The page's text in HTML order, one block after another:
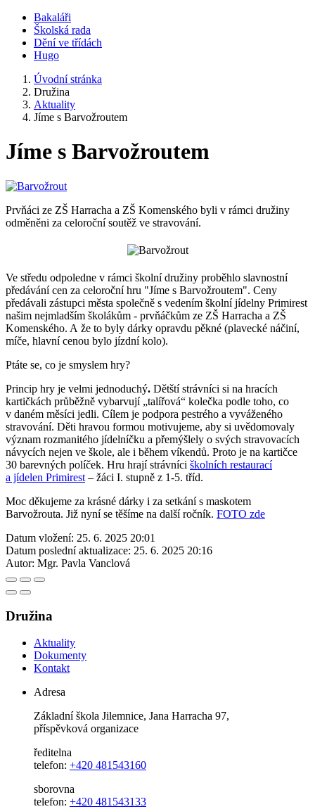
Bakaláři
Školská rada
Dění ve třídách
Hugo
Úvodní stránka
Družina
Aktuality
Jíme s Barvožroutem
Jíme s Barvožroutem
Prvňáci ze ZŠ Harracha a ZŠ Komenského byli v rámci družiny
odměněni za celoroční soutěž ve stravování.
Ve středu odpoledne v rámci školní družiny proběhlo slavnostní
předávání cen za celoroční hru "Jíme s Barvožroutem". Ceny
předávali zástupci města společně s vedením školní jídelny Primirest
našim nejmladším školákům - prvňáčkům ze ZŠ Harracha a ZŠ
Komenského. A že to byly dárky opravdu pěkné (plavecké náčiní,
míče, hlavní cenou bylo jízdní kolo).
Ptáte se, co je smyslem hry?
Princip hry je velmi jednoduchý. Dětští strávníci si na hracích
kartičkách průběžně vybarvují „talířová“ kolečka podle toho, co
v daném měsíci jedli. Cílem je podpora pestrého a vyváženého
stravování. Děti hravou formou motivujeme, aby si uvědomovaly
význam rozmanitého jídelníčku a přemýšlely o svých stravovacích
návycích nejen ve škole, ale i během víkendů. Proto je na kartičce
30 barevných políček. Hru hrají strávníci školních restaurací
a jídelen Primirest – žáci I. stupně z 1-5. tříd.
Moc děkujeme za krásné dárky i za setkání s maskotem
Barvožrouta. Již nyní se těšíme na další ročník. FOTO zde
Datum vložení: 25. 6. 2025 20:01
Datum poslední aktualizace: 25. 6. 2025 20:16
Autor: Mgr. Pavla Vanclová
Družina
Aktuality
Dokumenty
Kontakt
Adresa
Základní škola Jilemnice, Jana Harracha 97,
příspěvková organizace
ředitelna
telefon: +420 481543160
sborovna
telefon: +420 481543133